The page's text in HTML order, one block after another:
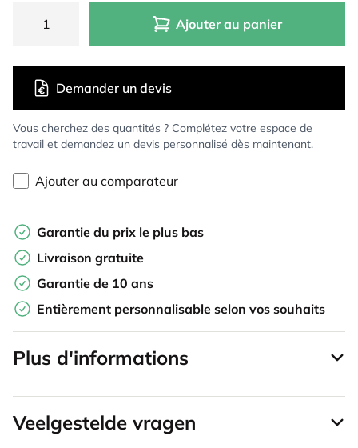
Ajouter au panier
Vous cherchez des quantités ? Complétez votre espace de
travail et demandez un devis personnalisé dès maintenant.
Demander un devis
Ajouter au comparateur
Garantie du prix le plus bas
Livraison gratuite
Garantie de 10 ans
Entièrement personnalisable selon vos souhaits
Plus d'informations
Veelgestelde vragen